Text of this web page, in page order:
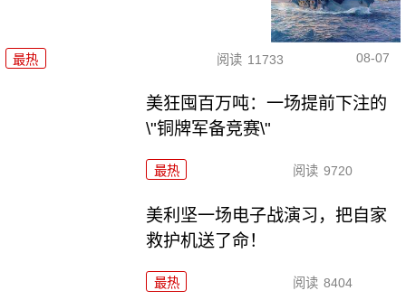
最热 阅读 11733 08-07
美狂囤百万吨：一场提前下注的
\"铜牌军备竞赛\"
最热 阅读 9720
美利坚一场电子战演习，把自家
救护机送了命！
最热 阅读 8404